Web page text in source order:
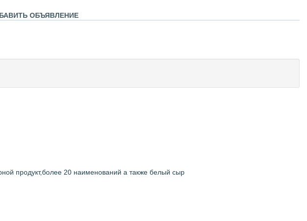
ОБЪЯВЛЕНИЕ
продукт,более 20 наименований а также белый сыр